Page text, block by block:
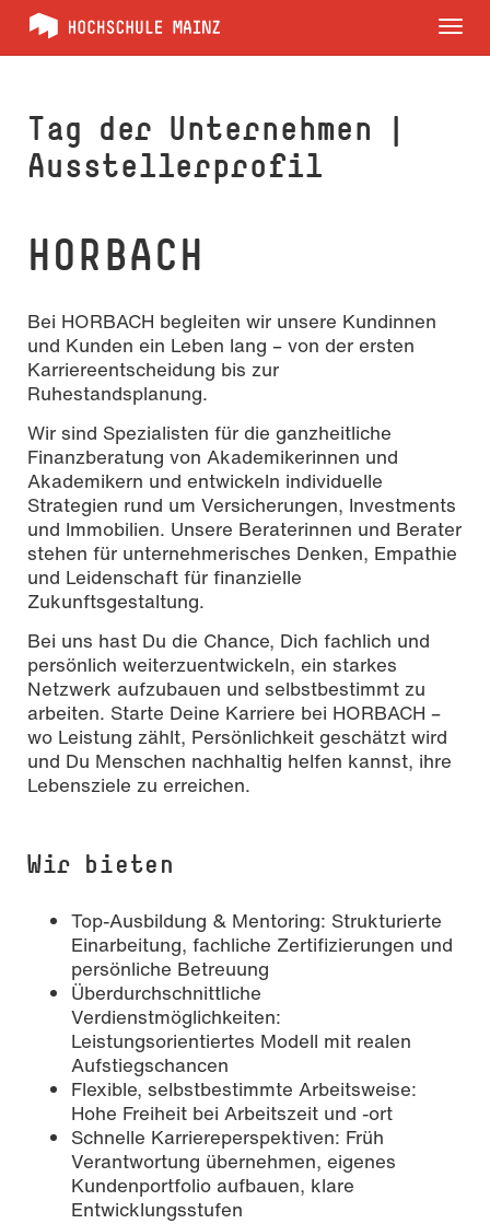
Tag der Unternehmen |
Ausstellerprofil
HORBACH
Bei HORBACH begleiten wir unsere Kundinnen
und Kunden ein Leben lang – von der ersten
Karriereentscheidung bis zur
Ruhestandsplanung.
Wir sind Spezialisten für die ganzheitliche
Finanzberatung von Akademikerinnen und
Akademikern und entwickeln individuelle
Strategien rund um Versicherungen, Investments
und Immobilien. Unsere Beraterinnen und Berater
stehen für unternehmerisches Denken, Empathie
und Leidenschaft für finanzielle
Zukunftsgestaltung.
Bei uns hast Du die Chance, Dich fachlich und
persönlich weiterzuentwickeln, ein starkes
Netzwerk aufzubauen und selbstbestimmt zu
arbeiten. Starte Deine Karriere bei HORBACH –
wo Leistung zählt, Persönlichkeit geschätzt wird
und Du Menschen nachhaltig helfen kannst, ihre
Lebensziele zu erreichen.
Wir bieten
Top-Ausbildung & Mentoring: Strukturierte
Einarbeitung, fachliche Zertifizierungen und
persönliche Betreuung
Überdurchschnittliche
Verdienstmöglichkeiten:
Leistungsorientiertes Modell mit realen
Aufstiegschancen
Flexible, selbstbestimmte Arbeitsweise:
Hohe Freiheit bei Arbeitszeit und -ort
Schnelle Karriereperspektiven: Früh
Verantwortung übernehmen, eigenes
Kundenportfolio aufbauen, klare
Entwicklungsstufen